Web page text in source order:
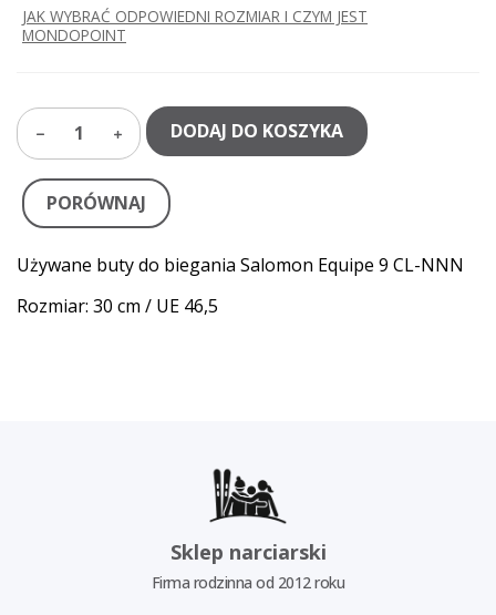
JAK WYBRAĆ ODPOWIEDNI ROZMIAR I CZYM JEST
MONDOPOINT
1 DODAJ DO KOSZYKA
PORÓWNAJ
Używane buty do biegania Salomon Equipe 9 CL-NNN
Rozmiar: 30 cm / UE 46,5
Sklep narciarski
Firma rodzinna od 2012 roku